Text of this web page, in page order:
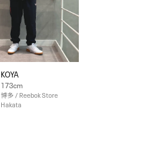
KOYA
173cm
博多 / Reebok Store
Hakata